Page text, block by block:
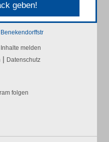
geben!
Benekendorffstr
Inhalte melden
| Datenschutz
folgen